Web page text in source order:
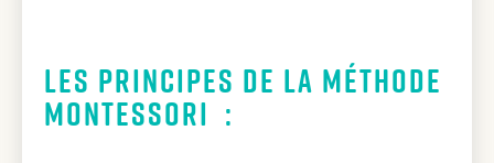
Les principes de la méthode
Montessori :